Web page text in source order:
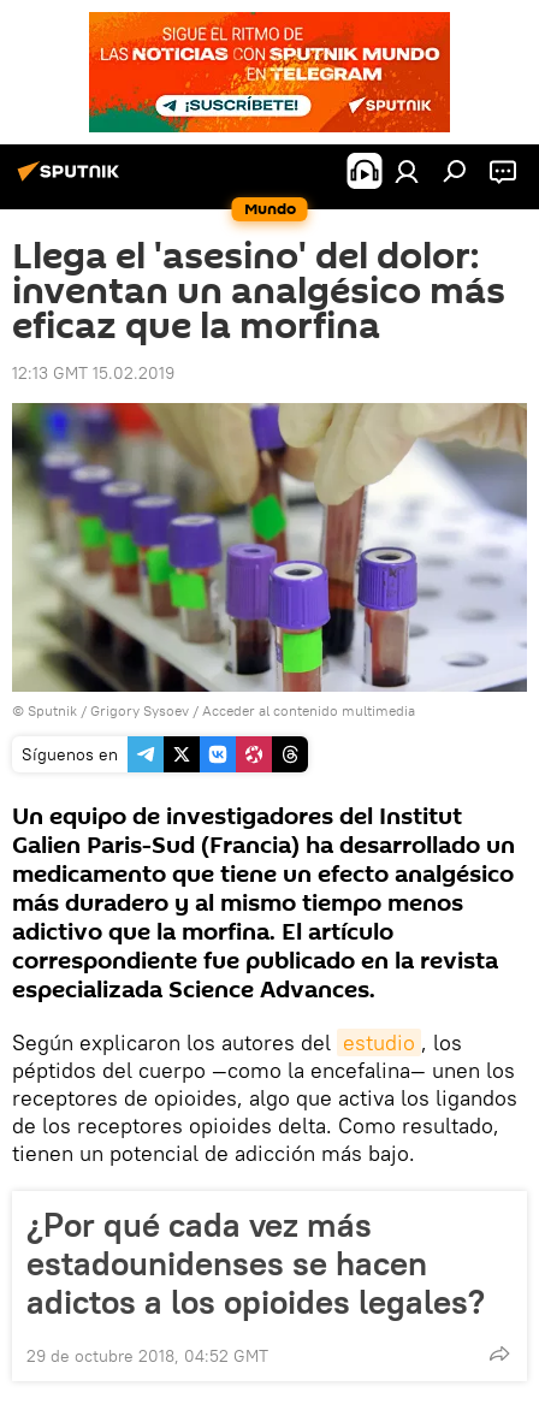
Mundo
Llega el 'asesino' del dolor:
inventan un analgésico más
eficaz que la morfina
12:13 GMT 15.02.2019
© Sputnik / Grigory Sysoev / Acceder al contenido multimedia
Síguenos en
Un equipo de investigadores del Institut
Galien Paris-Sud (Francia) ha desarrollado un
medicamento que tiene un efecto analgésico
más duradero y al mismo tiempo menos
adictivo que la morfina. El artículo
correspondiente fue publicado en la revista
especializada Science Advances.
Según explicaron los autores del estudio , los
péptidos del cuerpo —como la encefalina— unen los
receptores de opioides, algo que activa los ligandos
de los receptores opioides delta. Como resultado,
tienen un potencial de adicción más bajo.
¿Por qué cada vez más
estadounidenses se hacen
adictos a los opioides legales?
29 de octubre 2018, 04:52 GMT